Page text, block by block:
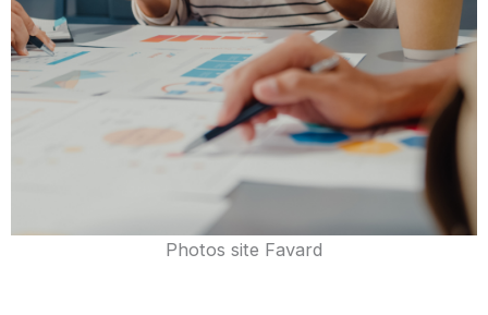
Photos site Favard